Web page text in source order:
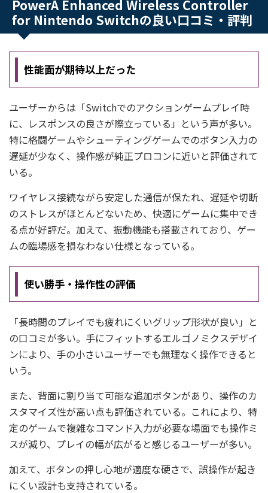
PowerA Enhanced Wireless Controller
for Nintendo Switchの良い口コミ・評判
性能面が期待以上だった
ユーザーからは「Switchでのアクションゲームプレイ時
に、レスポンスの良さが際立っている」という声が多い。
特に格闘ゲームやシューティングゲームでのボタン入力の
遅延が少なく、操作感が純正プロコンに近いと評価されて
いる。
ワイヤレス接続ながら安定した通信が保たれ、遅延や切断
のストレスがほとんどないため、快適にゲームに集中でき
る点が好評だ。加えて、振動機能も搭載されており、ゲー
ムの臨場感を損なわない仕様となっている。
使い勝手・操作性の評価
「長時間のプレイでも疲れにくいグリップ形状が良い」と
の口コミが多い。手にフィットするエルゴノミクスデザイ
ンにより、手の小さいユーザーでも無理なく操作できると
いう。
また、背面に割り当て可能な追加ボタンがあり、操作のカ
スタマイズ性が高い点も評価されている。これにより、特
定のゲームで複雑なコマンド入力が必要な場面でも操作ミ
スが減り、プレイの幅が広がると感じるユーザーが多い。
加えて、ボタンの押し心地が適度な硬さで、誤操作が起き
にくい設計も支持されている。